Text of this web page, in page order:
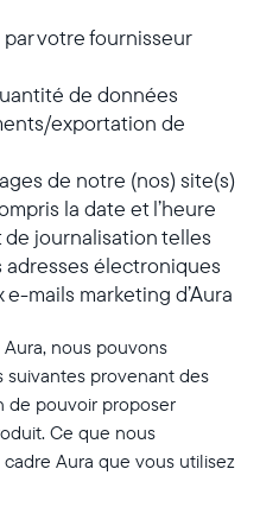
par votre fournisseur
de données
exportation de
de notre (nos) site(s)
la date et l’heure
de journalisation telles
adresses électroniques
mails marketing d’Aura
nous pouvons
provenant des
de pouvoir proposer
Ce que nous
Aura que vous utilisez